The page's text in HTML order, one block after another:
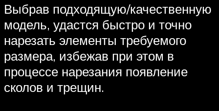
Выбрав подходящую/качественную
модель, удастся быстро и точно
нарезать элементы требуемого
размера, избежав при этом в
процессе нарезания появление
сколов и трещин.